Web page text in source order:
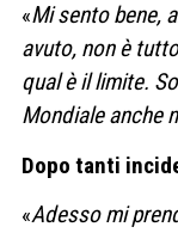
«Mi sento bene,
avuto, non è
qual è il limite.
Mondiale anche
Dopo tanti
«Adesso mi